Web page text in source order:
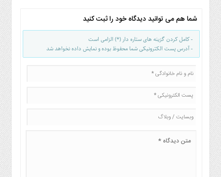
و
صنایع
غذایی
و
بین
الملل
روز
شما هم می توانید دیدگاه خود را ثبت کنید
- کامل کردن گزینه های ستاره دار (*) الزامی است
- آدرس پست الکترونیکی شما محفوظ بوده و نمایش داده نخواهد شد